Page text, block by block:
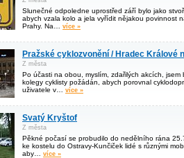
Slunečné odpoledne uprostřed září bylo jako
abych vzala kolo a jela vyřídit nějakou povinnost
Prahy. Na… více »
Pražské cyklozvonění / Hradec Králové
Z města
Po účasti na obou, myslím, zdařilých akcích, jsem
kolegy cyklisty požádán, abych porovnal
uživatele v… více »
Svatý Kryštof
Z města
Pěkné počasí se probudilo do nedělního rána
ke kostelu do Ostravy-Kunčiček lidé s různými
aby… více »